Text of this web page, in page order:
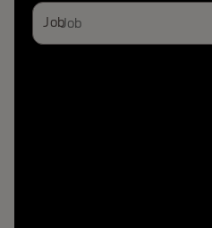
Job